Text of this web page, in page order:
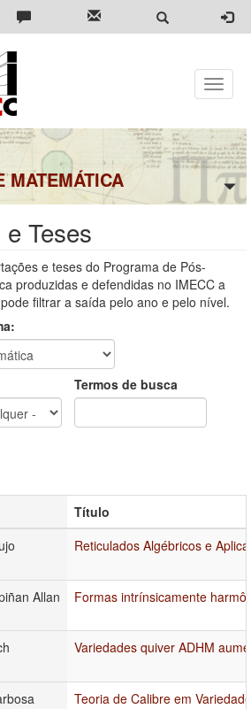
Toggle
MATEMÁTICA
Teses
e teses do Programa de Pós-
produzidas e defendidas no IMECC a
filtrar a saída pelo ano e pelo nível.
Termos de busca
Título
Reticulados Algébricos e
Allan Formas intrínsicamente
Variedades quiver ADHM
Teoria de Calibre em